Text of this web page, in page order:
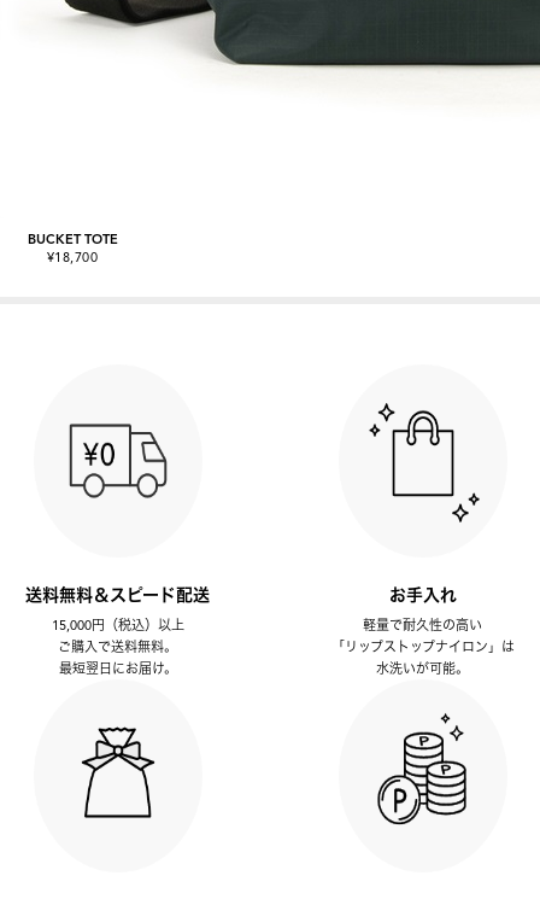
BUCKET TOTE
¥18,700
送料無料＆スピード配送
15,000円（税込）以上
ご購入で送料無料。
最短翌日にお届け。
お手入れ
軽量で耐久性の高い
「リップストップナイロン」は
水洗いが可能。